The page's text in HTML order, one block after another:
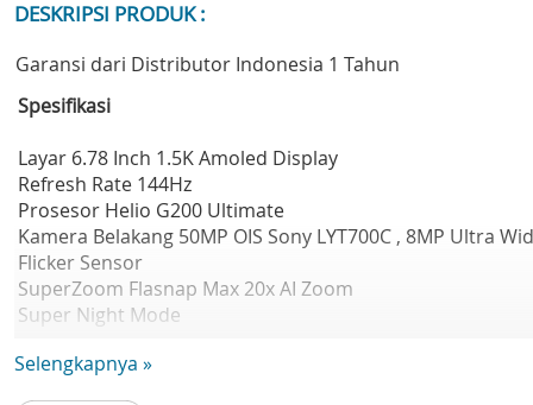
DESKRIPSI PRODUK :
Garansi dari Distributor Indonesia 1 Tahun
Spesifikasi
Layar 6.78 Inch 1.5K Amoled Display
Refresh Rate 144Hz
Prosesor Helio G200 Ultimate
Kamera Belakang 50MP OIS Sony LYT700C , 8MP Ultra
Flicker Sensor
SuperZoom Flasnap Max 20x AI Zoom
Super Night Mode
RAM 8GB ROM 128GB
Selengkapnya »